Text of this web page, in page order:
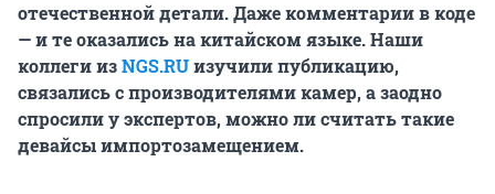
отечественной детали. Даже комментарии в коде
— и те оказались на китайском языке. Наши
коллеги изNGS.RUизучили публикацию,
связались с производителями камер, а заодно
спросили у экспертов, можно ли считать такие
девайсы импортозамещением.